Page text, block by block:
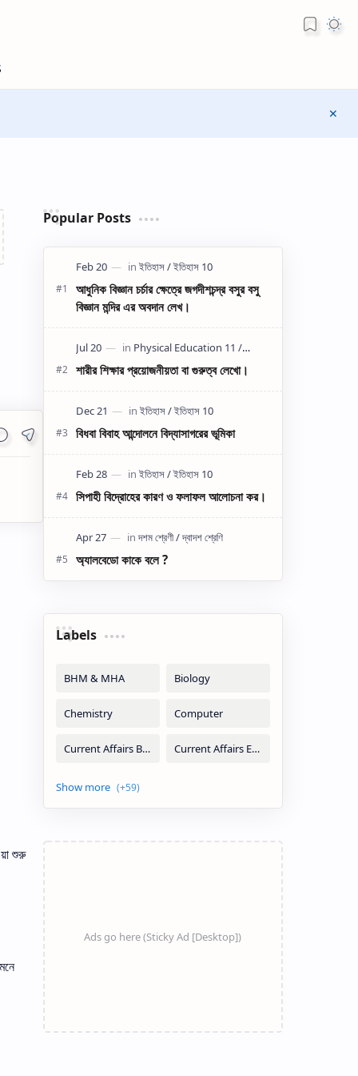
শুরু
Popular Posts
আধুনিক বিজ্ঞান চর্চার ক্ষেত্রে জগদীশচন্দ্র বসুর বসু
বিজ্ঞান মন্দির এর অবদান লেখ।
শারীর শিক্ষার প্রয়োজনীয়তা বা গুরুত্ব লেখো।
বিধবা বিবাহ আন্দোলনে বিদ্যাসাগরের ভূমিকা
সিপাহী বিদ্রোহের কারণ ও ফলাফল আলোচনা কর।
অ্যালবেডো কাকে বলে ?
Labels